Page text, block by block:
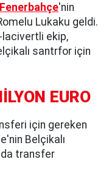
Fenerbahçe'nin
Lukaku geldi.
lacivertli ekip,
santrfor için
EURO
için gereken
Belçikalı
transfer